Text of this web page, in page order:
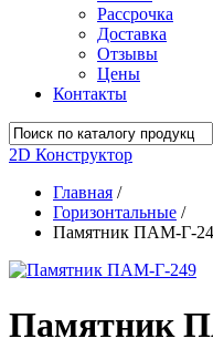
Рассрочка
Доставка
Отзывы
Цены
Контакты
2D Конструктор
Главная /
Горизонтальные /
Памятник ПАМ-Г-
Памятник